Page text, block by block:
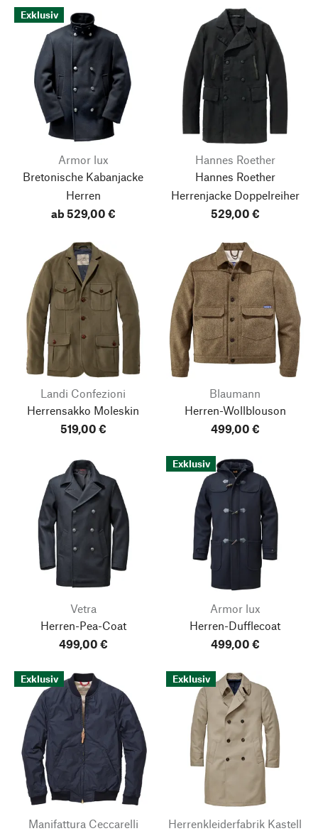
Exklusiv
Armor lux
Bretonische Kabanjacke
Herren
ab 529,00 €
Hannes Roether
Hannes Roether
Herrenjacke Doppelreiher
529,00 €
Landi Confezioni
Herrensakko Moleskin
519,00 €
Blaumann
Herren-Wollblouson
499,00 €
Vetra
Herren-Pea-Coat
499,00 €
Exklusiv
Armor lux
Herren-Dufflecoat
499,00 €
Exklusiv
Manifattura Ceccarelli
Exklusiv
Herrenkleiderfabrik Kastell